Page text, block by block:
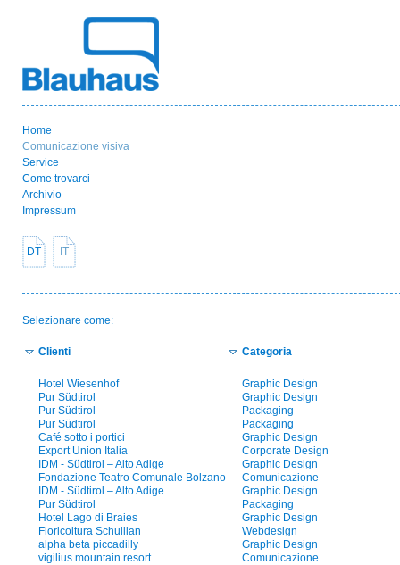
Home
Comunicazione visiva
Service
Come trovarci
Archivio
Impressum
DT IT
Selezionare come:
Clienti Categoria
Hotel Wiesenhof
Graphic Design
Pur Südtirol
Graphic Design
Pur Südtirol
Packaging
Pur Südtirol
Packaging
Café sotto i portici
Graphic Design
Export Union Italia
Corporate Design
IDM - Südtirol – Alto Adige
Graphic Design
Fondazione Teatro Comunale Bolzano
Comunicazione
IDM - Südtirol – Alto Adige
Graphic Design
Pur Südtirol
Packaging
Hotel Lago di Braies
Graphic Design
Floricoltura Schullian
Webdesign
alpha beta piccadilly
Graphic Design
vigilius mountain resort
Comunicazione